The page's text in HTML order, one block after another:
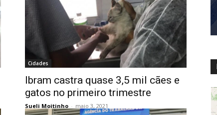
Cidades
Ibram castra quase 3,5 mil cães e
gatos no primeiro trimestre
Sueli Moitinho - maio 3, 2021